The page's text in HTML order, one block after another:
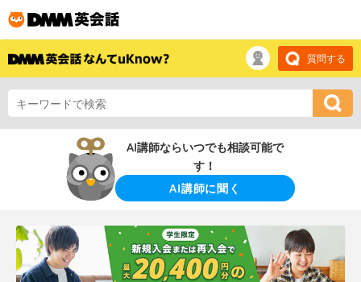
質問する
AI講師ならいつでも相談可能で
す！
AI講師に聞く